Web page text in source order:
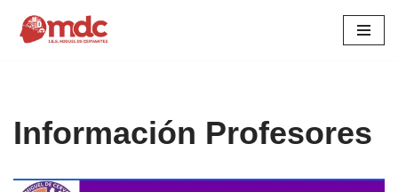
Saltar
Información Profesores